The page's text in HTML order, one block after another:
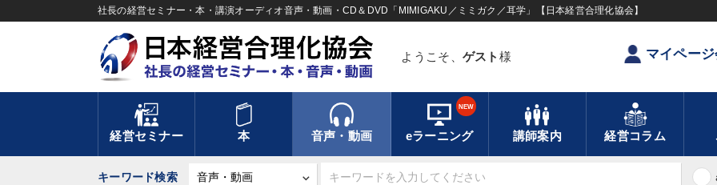
社長の経営セミナー・本・講演オーディオ音声・動画・CD＆DVD「MIMIGAKU／ミミガク／耳学」【日本経営合理化協会】
ようこそ、 ゲスト 様 マイペー
経営セミナー 本 音声・動画 eラーニング
NEW
講師案内 経営コラム
キーワード検索